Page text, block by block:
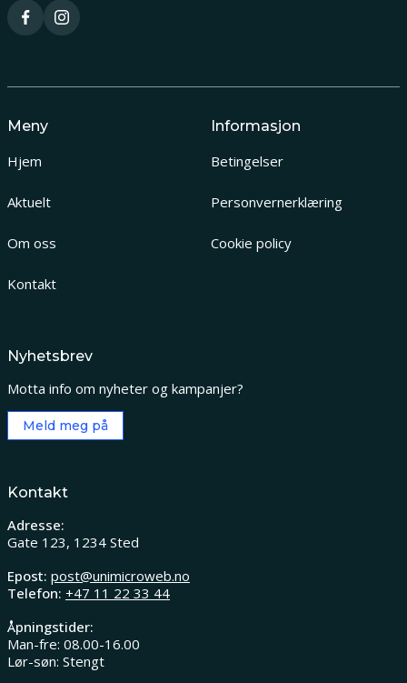
Meny
Hjem
Aktuelt
Om oss
Kontakt
Informasjon
Betingelser
Personvernerklæring
Cookie policy
Nyhetsbrev
Motta info om nyheter og kampanjer?
Meld meg på
Kontakt
Adresse:
Gate 123, 1234 Sted
Epost: post@unimicroweb.no
Telefon: +47 11 22 33 44
Åpningstider:
Man-fre: 08.00-16.00
Lør-søn: Stengt